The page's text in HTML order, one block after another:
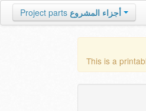
Project parts أجزاء المشروع
This is a